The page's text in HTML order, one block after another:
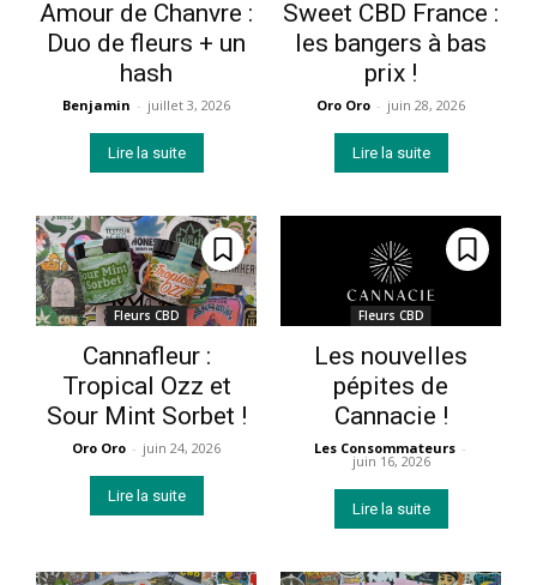
Amour de Chanvre :
Duo de fleurs + un
hash
Benjamin - juillet 3, 2026
Lire la suite
Sweet CBD France :
les bangers à bas
prix !
Oro Oro - juin 28, 2026
Lire la suite
Fleurs CBD
Cannafleur :
Tropical Ozz et
Sour Mint Sorbet !
Oro Oro - juin 24, 2026
Lire la suite
Fleurs CBD
Les nouvelles
pépites de
Cannacie !
Les Consommateurs -
juin 16, 2026
Lire la suite